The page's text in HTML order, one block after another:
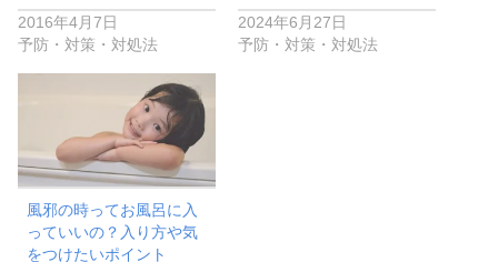
2016年4月7日
予防・対策・対処法
2024年6月27日
予防・対策・対処法
風邪の時ってお風呂に入
っていいの？入り方や気
をつけたいポイント